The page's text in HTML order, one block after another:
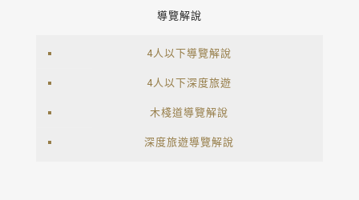
導覽解說
4人以下導覽解說
4人以下深度旅遊
木棧道導覽解說
深度旅遊導覽解說